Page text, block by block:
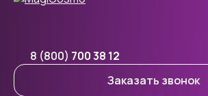
8 (800) 700 38 12
Заказать звонок